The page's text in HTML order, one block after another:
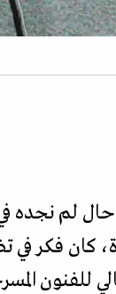
لم نجده
فكر في
للفنون